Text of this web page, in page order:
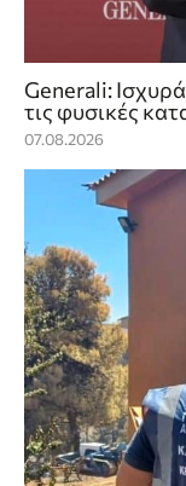
Generali:
τις φυσικές
07.08.2026